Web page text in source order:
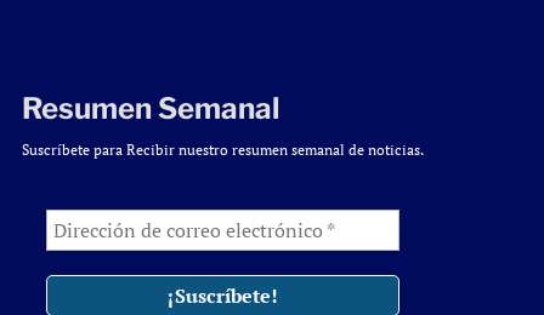
Resumen Semanal
Suscríbete para Recibir nuestro resumen semanal de noticias.